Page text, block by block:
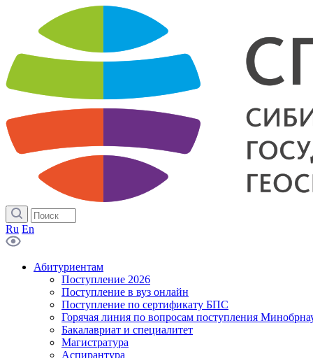
Ru En
Абитуриентам
Поступление 2026
Поступление в вуз онлайн
Поступление по сертификату БПС
Горячая линия по вопросам поступления
Бакалавриат и специалитет
Магистратура
Аспирантура